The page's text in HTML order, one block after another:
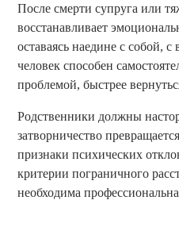
После смерти супруга или
восстанавливает
оставаясь наедине с собой,
человек способен
проблемой, быстрее
Родственники должны
затворничество
признаки психических
критерии пограничного
необходима